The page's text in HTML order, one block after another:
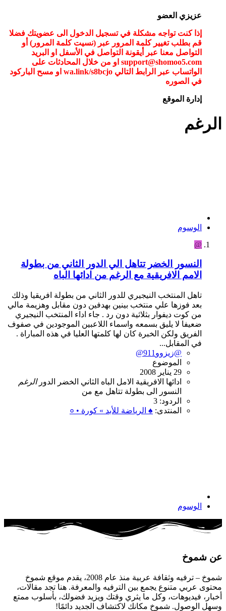
عزيزي العضو
إذا كنت تواجه مشكلة في تسجيل الدخول الى عضويتك فضلا
قم بطلب تغيير كلمة المرور عبر (نسيت كلمة المرور) أو
التواصل معنا عبر أيقونة التواصل في الأسفل او البريد
support@shomoo5.com او من خلال المحادثات على
الواتساب عبر الرابط التالي wa.link/s8bcjo او مسح الباركود
في الصوره
إدارة الموقع
الرغم
الوسوم
@
النسور الخضر تتاهل الي الدور الثاني من بطولة
الامم الافريقية مع الرغم من ادائها الباه
تاهل المنتخب النيجيري للدور الثاني من بطولة افريقيا وذلك
بعد فوزها علي منتخب بينين بهدفين دون مقابل وهزيمة مالي
من كوت ديفوار بثلاثية دون رد . جاء اداء المنتخب النيجيري
ضعيفا لا يليق بسمعه واسماء اللاعبين الموجودين في صفوف
الفريق ولكن الخبرة كان لها كلمتها العليا في هذه المباراة .
في المقابل...
@زيزوو911@
الموضوع
29 يناير 2008
ادائها الافريقية الامل الباه الثاني الخضر الدورالرغم
النسور
الى بطولة تتاهل مع من
الردود: 3
المنتدى: ♠ الرياضة للأبد » كورة • ०
الوسوم
عن شموخ
شموخ – ترفيه وثقافة عربية منذ عام 2008، يقدم موقع شموخ
محتوى عربي متنوع يجمع بين الترفيه والمعرفة. هنا تجد مقالات،
أخبار، فيديوهات، وكل ما يثري وقتك ويزيد فضولك، بأسلوب ممتع
وسهل الوصول. شموخ مكانك لاكتشاف الجديد دائمًا!